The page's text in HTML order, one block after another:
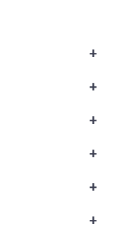
+
+
+
+
+
+